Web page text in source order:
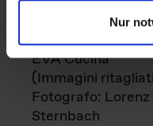
Nur
EVA Cucina
(Immagini
Fotografo: Lorenz
Sternbach